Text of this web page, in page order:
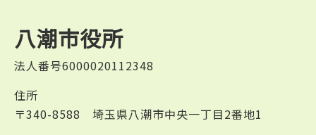
八潮市役所
法人番号6000020112348
住所
〒340-8588 埼玉県八潮市中央一丁目2番地1